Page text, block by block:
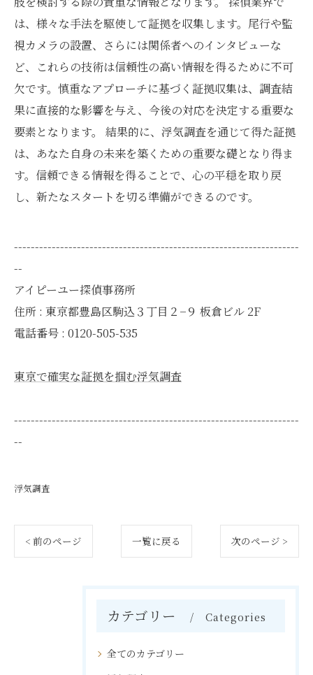
は、様々な手法を駆使して証拠を収集します。尾行や監
視カメラの設置、さらには関係者へのインタビューな
ど、これらの技術は信頼性の高い情報を得るために不可
欠です。慎重なアプローチに基づく証拠収集は、調査結
果に直接的な影響を与え、今後の対応を決定する重要な
要素となります。 結果的に、浮気調査を通じて得た証拠
は、あなた自身の未来を築くための重要な礎となり得ま
す。信頼できる情報を得ることで、心の平穏を取り戻
し、新たなスタートを切る準備ができるのです。
--------------------------------------------------------------------
--
アイピーユー探偵事務所
住所 : 東京都豊島区駒込３丁目２−９ 板倉ビル 2F
電話番号 : 0120-505-535
東京で確実な証拠を掴む浮気調査
--------------------------------------------------------------------
--
浮気調査
< 前のページ 一覧に戻る 次のページ >
カテゴリー Categories
全てのカテゴリー